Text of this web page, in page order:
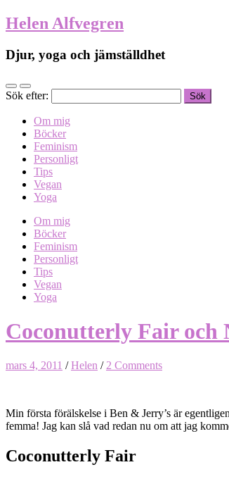
Helen Alfvegren
Djur, yoga och jämställdhet
Sök efter:
Om mig
Böcker
Feminism
Personligt
Tips
Vegan
Yoga
Om mig
Böcker
Feminism
Personligt
Tips
Vegan
Yoga
Coconutterly Fair och
mars 4, 2011 /Helen /2 Comments
Min första förälskelse i Ben & Jerry’s är
femma! Jag kan slå vad redan nu om att jag
Coconutterly Fair